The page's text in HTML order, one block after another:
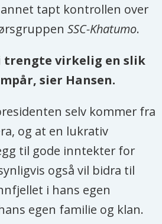
tapt kontrollen over
SSC-Khatumo.
trengte virkelig en slik
sier Hansen.
selv kommer fra
og at en lukrativ
til gode inntekter for
også vil bidra til
i hans egen
egen familie og klan.